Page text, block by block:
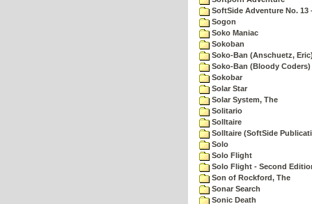
SoftSide Adventure No. 13
Sogon
Soko Maniac
Sokoban
Soko-Ban (Anschuetz,
Soko-Ban (Bloody Coders)
Sokobar
Solar Star
Solar System, The
Solitario
Solltaire
Solltaire (SoftSide
Solo
Solo Flight
Solo Flight - Second
Son of Rockford, The
Sonar Search
Sonic Death